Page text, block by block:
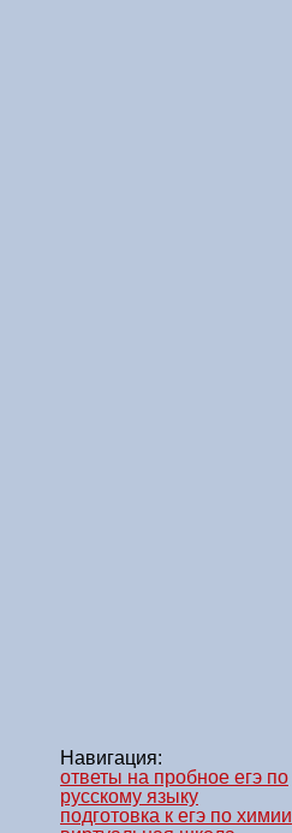
Навигация:
ответы на пробное егэ по
русскому языку
подготовка к егэ по химии